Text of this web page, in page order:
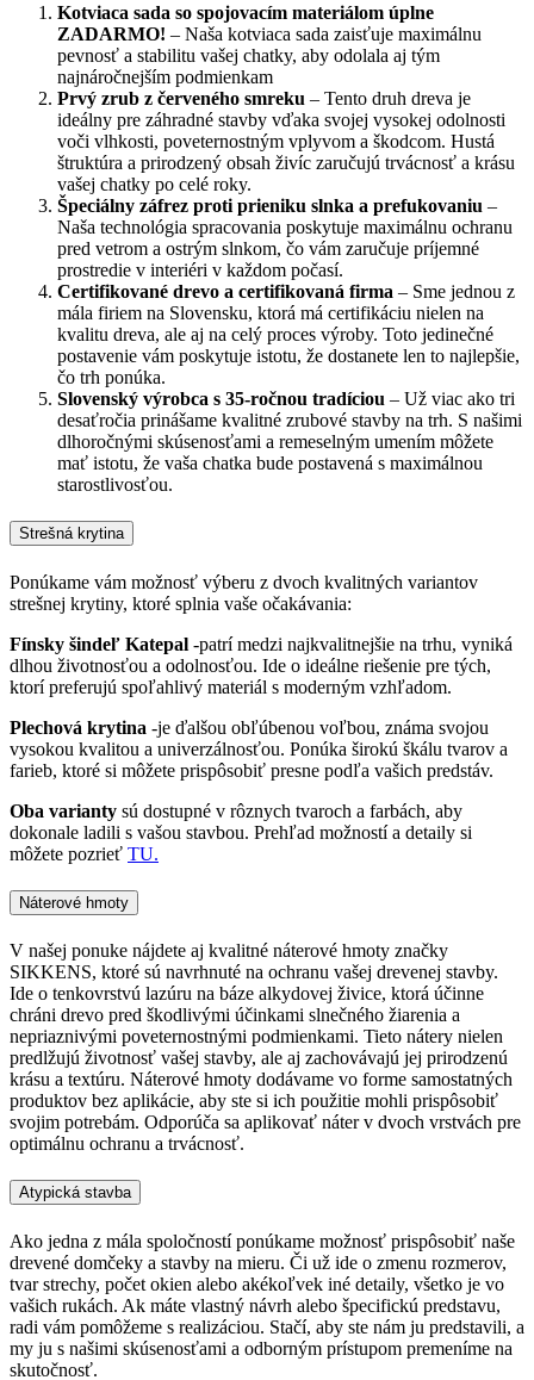
Kotviaca sada so spojovacím materiálom úplne
ZADARMO! – Naša kotviaca sada zaisťuje maximálnu
pevnosť a stabilitu vašej chatky, aby odolala aj tým
najnáročnejším podmienkam
Prvý zrub z červeného smreku – Tento druh dreva je
ideálny pre záhradné stavby vďaka svojej vysokej odolnosti
voči vlhkosti, poveternostným vplyvom a škodcom. Hustá
štruktúra a prirodzený obsah živíc zaručujú trvácnosť a krásu
vašej chatky po celé roky.
Špeciálny záfrez proti prieniku slnka a prefukovaniu –
Naša technológia spracovania poskytuje maximálnu ochranu
pred vetrom a ostrým slnkom, čo vám zaručuje príjemné
prostredie v interiéri v každom počasí.
Certifikované drevo a certifikovaná firma – Sme jednou z
mála firiem na Slovensku, ktorá má certifikáciu nielen na
kvalitu dreva, ale aj na celý proces výroby. Toto jedinečné
postavenie vám poskytuje istotu, že dostanete len to najlepšie,
čo trh ponúka.
Slovenský výrobca s 35-ročnou tradíciou – Už viac ako tri
desaťročia prinášame kvalitné zrubové stavby na trh. S našimi
dlhoročnými skúsenosťami a remeselným umením môžete
mať istotu, že vaša chatka bude postavená s maximálnou
starostlivosťou.
Strešná krytina
Ponúkame vám možnosť výberu z dvoch kvalitných variantov
strešnej krytiny, ktoré splnia vaše očakávania:
Fínsky šindeľ Katepal -patrí medzi najkvalitnejšie na trhu, vyniká
dlhou životnosťou a odolnosťou. Ide o ideálne riešenie pre tých,
ktorí preferujú spoľahlivý materiál s moderným vzhľadom.
Plechová krytina -je ďalšou obľúbenou voľbou, známa svojou
vysokou kvalitou a univerzálnosťou. Ponúka širokú škálu tvarov a
farieb, ktoré si môžete prispôsobiť presne podľa vašich predstáv.
Oba varianty sú dostupné v rôznych tvaroch a farbách, aby
dokonale ladili s vašou stavbou. Prehľad možností a detaily si
môžete pozrieť TU.
Náterové hmoty
V našej ponuke nájdete aj kvalitné náterové hmoty značky
SIKKENS, ktoré sú navrhnuté na ochranu vašej drevenej stavby.
Ide o tenkovrstvú lazúru na báze alkydovej živice, ktorá účinne
chráni drevo pred škodlivými účinkami slnečného žiarenia a
nepriaznivými poveternostnými podmienkami. Tieto nátery nielen
predlžujú životnosť vašej stavby, ale aj zachovávajú jej prirodzenú
krásu a textúru. Náterové hmoty dodávame vo forme samostatných
produktov bez aplikácie, aby ste si ich použitie mohli prispôsobiť
svojim potrebám. Odporúča sa aplikovať náter v dvoch vrstvách pre
optimálnu ochranu a trvácnosť.
Atypická stavba
Ako jedna z mála spoločností ponúkame možnosť prispôsobiť naše
drevené domčeky a stavby na mieru. Či už ide o zmenu rozmerov,
tvar strechy, počet okien alebo akékoľvek iné detaily, všetko je vo
vašich rukách. Ak máte vlastný návrh alebo špecifickú predstavu,
radi vám pomôžeme s realizáciou. Stačí, aby ste nám ju predstavili, a
my ju s našimi skúsenosťami a odborným prístupom premeníme na
skutočnosť.